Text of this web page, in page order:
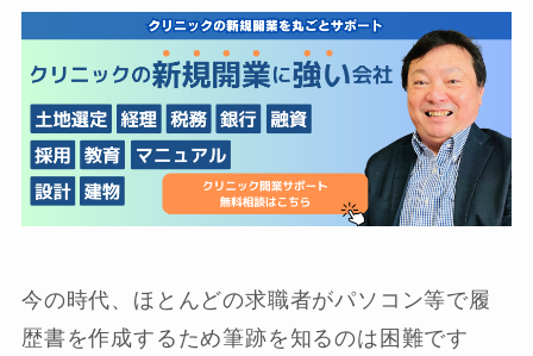
今の時代、ほとんどの求職者がパソコン等で履
歴書を作成するため筆跡を知るのは困難です